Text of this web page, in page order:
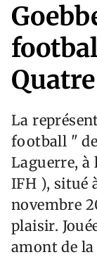
La
football "
Laguerre,
IFH ), situé
novembre
plaisir.
amont de